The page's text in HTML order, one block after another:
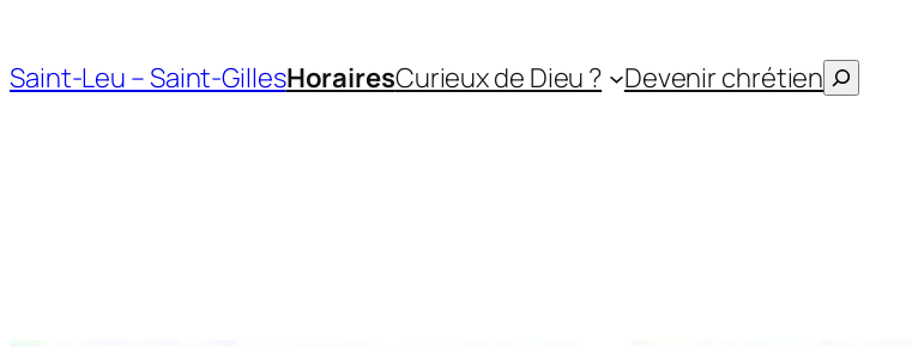
au
contenu
Saint-Leu – Saint-GillesHorairesCurieux de Dieu ? Devenir chrétien